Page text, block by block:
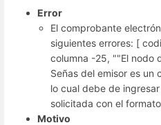
Error
El comprobante
siguientes errores: [
columna -25, ""El nodo
Señas del emisor es un
lo cual debe de
solicitada con el
Motivo